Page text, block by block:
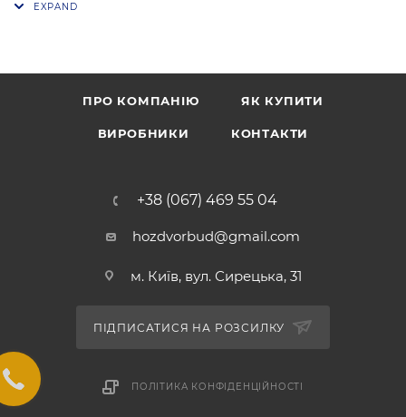
ПРО КОМПАНІЮ ЯК КУПИТИ
ВИРОБНИКИ КОНТАКТИ
+38 (067) 469 55 04
hozdvorbud@gmail.com
м. Київ, вул. Сирецька, 31
ПІДПИСАТИСЯ НА РОЗСИЛКУ
ПОЛІТИКА КОНФІДЕНЦІЙНОСТІ